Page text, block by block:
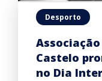
Desporto
Castelo
no Dia